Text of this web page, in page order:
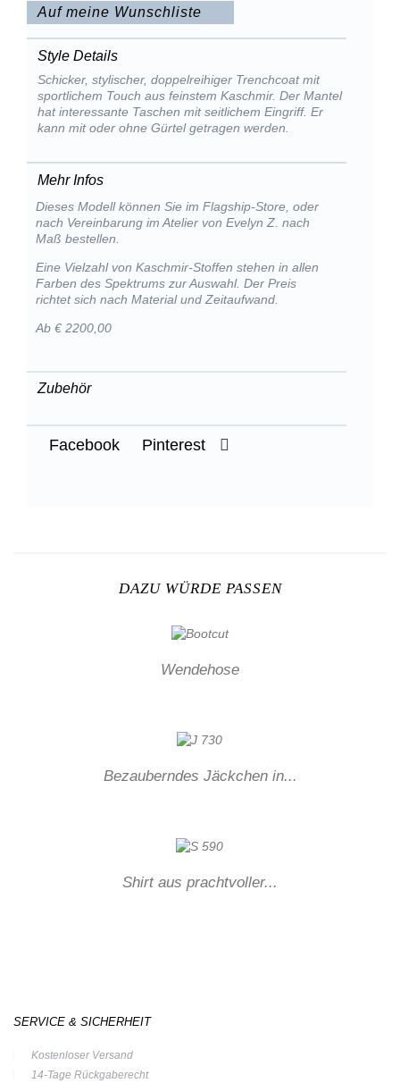
Auf meine Wunschliste
Style Details
Schicker, stylischer, doppelreihiger Trenchcoat mit
sportlichem Touch aus feinstem Kaschmir. Der Mantel
hat interessante Taschen mit seitlichem Eingriff. Er
kann mit oder ohne Gürtel getragen werden.
Mehr Infos
Dieses Modell können Sie im Flagship-Store, oder
nach Vereinbarung im Atelier von Evelyn Z. nach
Maß bestellen.
Eine Vielzahl von Kaschmir-Stoffen stehen in allen
Farben des Spektrums zur Auswahl. Der Preis
richtet sich nach Material und Zeitaufwand.
Ab € 2200,00
Zubehör
Facebook Pinterest
DAZU WÜRDE PASSEN
Wendehose
Bezauberndes Jäckchen in...
Shirt aus prachtvoller...
SERVICE & SICHERHEIT
Kostenloser Versand
14-Tage Rückgaberecht